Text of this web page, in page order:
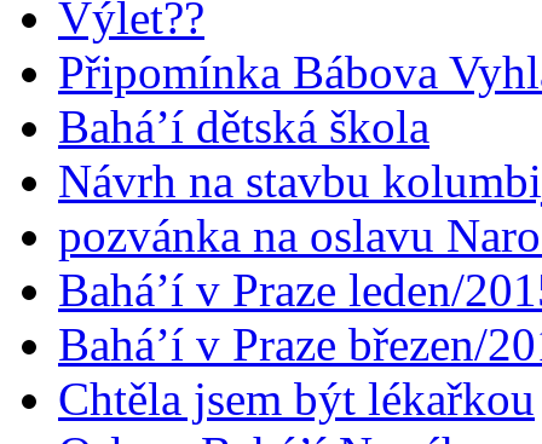
Výlet??
Připomínka Bábova
Bahá’í dětská škola
Návrh na stavbu
pozvánka na oslavu
Bahá’í v Praze leden/
Bahá’í v Praze březen/
Chtěla jsem být lékařkou